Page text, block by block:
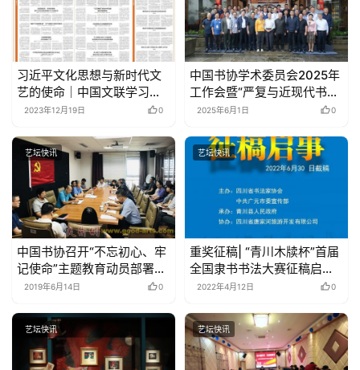
一
百
例
习近平文化思想与新时代文
艺的使命｜中国文联学习贯
彻习近平文化思想研讨会成
2023年12月19日 0
中国书协学术委员会2025年
工作会暨“严复与近现代书法
研究”专题讨论会在福州举行
2025年6月1日 0
艺坛快讯
中国书协召开“不忘初心、牢
记使命”主题教育动员部署会
暨理论学习中心组学习研讨
2019年6月14日 0
艺坛快讯
重奖征稿| “青川木牍杯”首届
全国隶书书法大赛征稿启事
（6月30 日截稿）
2022年4月12日 0
艺坛快讯 艺坛快讯